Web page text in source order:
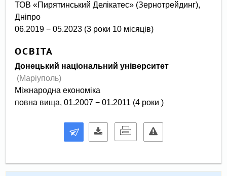
ТОВ «Пирятинський Делікатес» (Зернотрейдинг),
Дніпро
06.2019 − 05.2023 (3 роки 10 місяців)
ОСВІТА
Донецький національний університет
(Маріуполь)
Міжнародна економіка
повна вища, 01.2007 − 01.2011 (4 роки )